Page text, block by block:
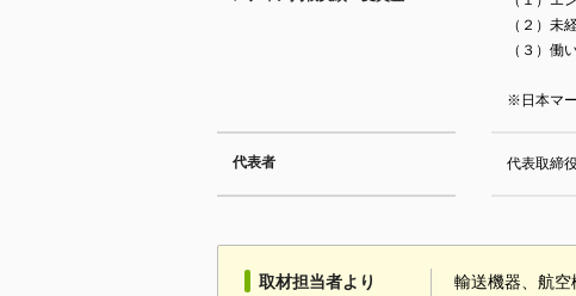
（２）
（３）
※日本マ
代表者 代表取締
取材担当者より
輸送機器、航